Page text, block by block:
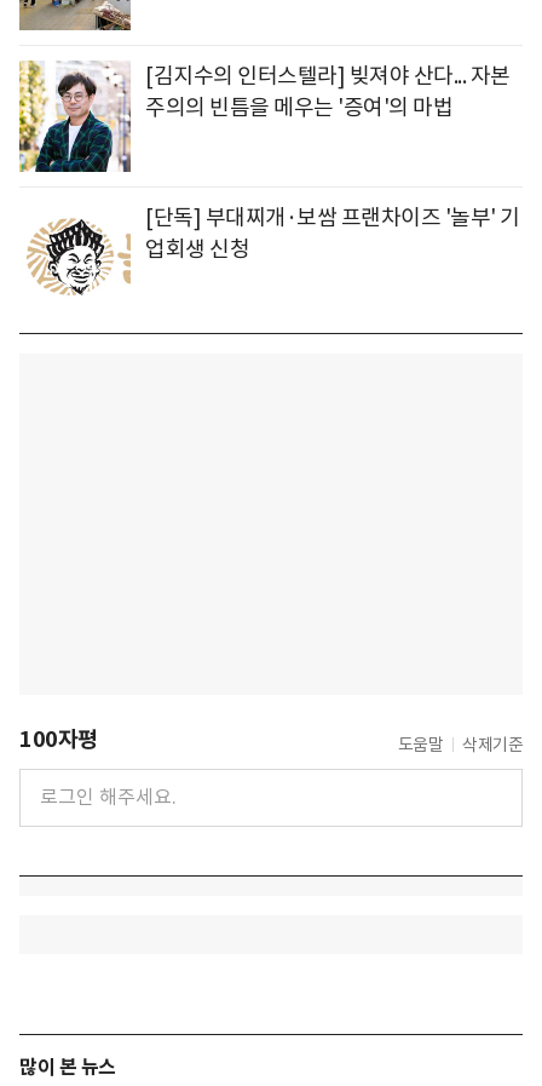
[김지수의 인터스텔라] 빚져야 산다... 자본
주의의 빈틈을 메우는 '증여'의 마법
[단독] 부대찌개·보쌈 프랜차이즈 '놀부' 기
업회생 신청
100자평 도움말 삭제기준
많이 본 뉴스